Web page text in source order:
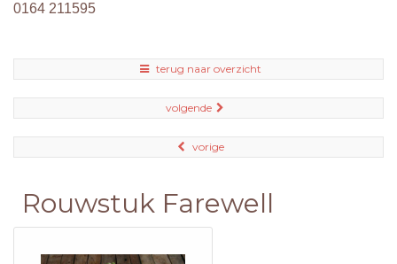
0164 211595
terug naar overzicht
volgende
vorige
Rouwstuk Farewell